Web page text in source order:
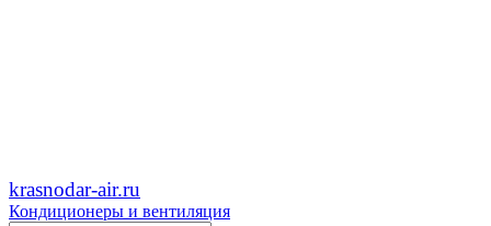
krasnodar-air.ru
Кондиционеры и вентиляция